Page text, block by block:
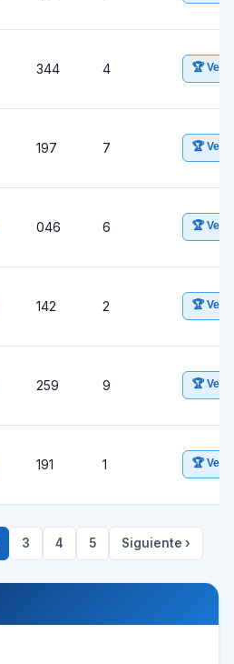
344 4 🏆 Ver
197 7 🏆 Ver
046 6 🏆 Ver
142 2 🏆 Ver
259 9 🏆 Ver
191 1 🏆 Ver
3 4 5 Siguiente ›